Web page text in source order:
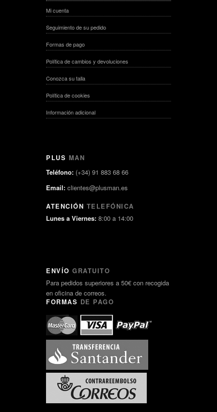
Mi cuenta
Seguimiento de su pedido
Formas de pago
Política de cambios y devoluciones
Conozca su talla
Política de cookies
Información adicional
PLUS MAN
Teléfono: (+34) 91 883 68 66
Email: clientes@plusman.es
ATENCIÓN TELEFÓNICA
Lunes a Viernes: 8:00 a 14:00
ENVÍO GRATUITO
Para pedidos superiores a 50€ con recogida
en oficina de correos.
FORMAS DE PAGO